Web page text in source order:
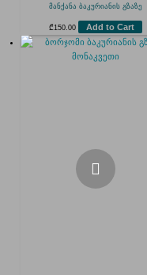
მანქანა ბაკურიანის გზაზე
₾ 150.00 Add to Cart